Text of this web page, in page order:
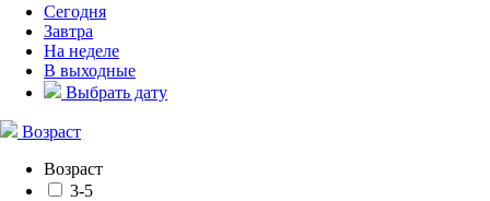
Сегодня
Завтра
На неделе
В выходные
Выбрать дату
Возраст
Возраст
3-5